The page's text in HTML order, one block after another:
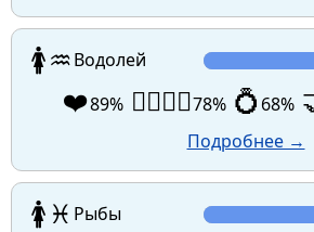
🚺♒Водолей
❤️89% 👩‍❤️‍💋‍👨78% 💍 68%
Подробнее →
🚺 ♓ Рыбы